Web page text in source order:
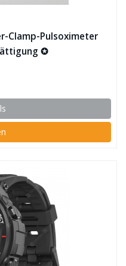
Clamp-Pulsoximeter
✪